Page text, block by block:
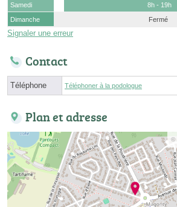
Samedi
8h - 19h
Dimanche
Fermé
Signaler une erreur
Contact
Téléphone Téléphoner à la podologue
Plan et adresse
©